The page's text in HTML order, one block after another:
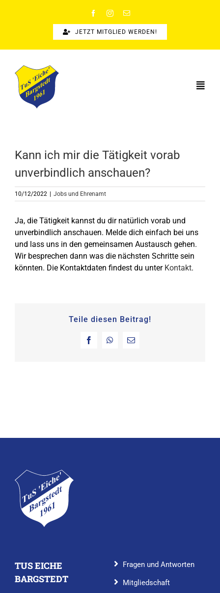
JETZT MITGLIED WERDEN!
SPORTSUCHE
NEWS
KONTAKT
SHOP
Kann ich mir die Tätigkeit vorab
unverbindlich anschauen?
10/12/2022 Jobs und Ehrenamt
Ja, die Tätigkeit kannst du dir natürlich vorab und
unverbindlich anschauen. Melde dich einfach bei uns
und lass uns in den gemeinsamen Austausch gehen.
Wir besprechen dann was die nächsten Schritte sein
könnten. Die Kontaktdaten findest du unter Kontakt.
Teile diesen Beitrag!
FacebookWhatsApp
E-
TUS EICHE
BARGSTEDT
Fragen und Antworten
Mitgliedschaft